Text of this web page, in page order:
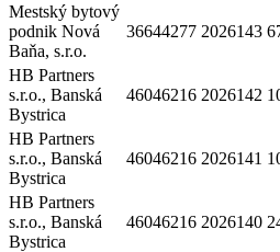
Mestský bytový
podnik Nová
Baňa, s.r.o.
36644277 2026143
HB Partners
s.r.o., Banská
Bystrica
46046216 2026142
HB Partners
s.r.o., Banská
Bystrica
46046216 2026141
HB Partners
s.r.o., Banská
Bystrica
46046216 2026140